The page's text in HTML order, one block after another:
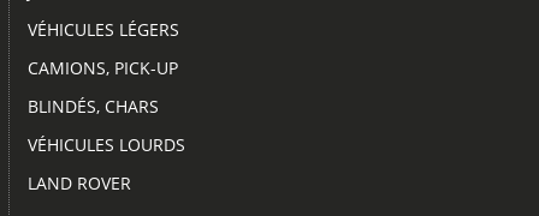
VÉHICULES LÉGERS
CAMIONS, PICK-UP
BLINDÉS, CHARS
VÉHICULES LOURDS
LAND ROVER